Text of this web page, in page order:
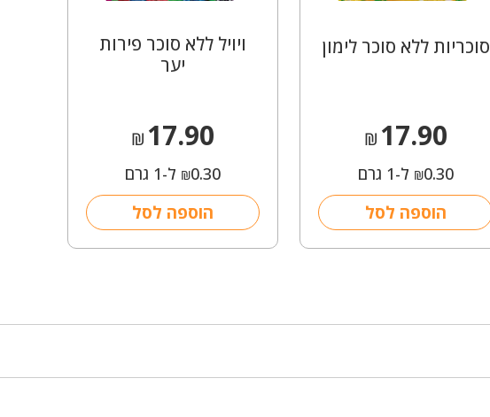
סוכריות ללא סוכר לימון
₪ 17.90
₪0.30 ל-1 גרם
הוספה לסל
ויויל ללא סוכר פירות
יער
₪ 17.90
₪0.30 ל-1 גרם
הוספה לסל